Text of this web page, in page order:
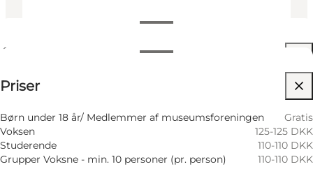
Filtrér efter måned
Søndag
10:00 AM–04:00 PM
11 August
Tirsdag
10:00 AM–04:00 PM
12 August
10:00 AM–04:00 PM
Priser
Børn under 18 år/ Medlemmer af museumsforeningen
Gratis
Voksen
125-125 DKK
Studerende
110-110 DKK
Grupper Voksne - min. 10 personer (pr. person)
110-110 DKK
Besøg hjemmeside
Venner, Min partner, Mig selv